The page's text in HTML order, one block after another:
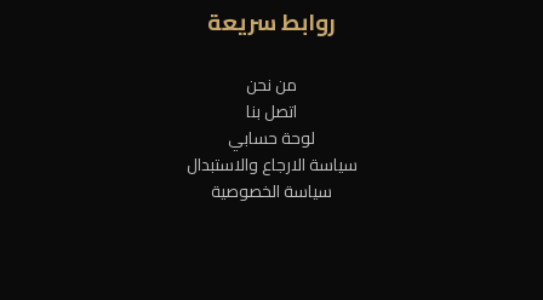
روابط سريعة
من نحن
اتصل بنا
لوحة حسابي
سياسة الارجاع والاستبدال
سياسة الخصوصية